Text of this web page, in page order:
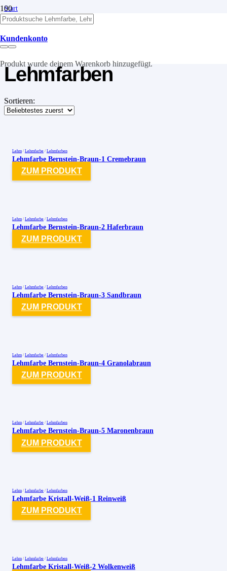
Kundenkonto
Produkt wurde deinem Warenkorb hinzugefügt.
Start
/
Lehm
/
Lehmfarben
Lehmfarben
Sortieren:
Lehm / Lehmfarbe / Lehmfarben
Lehmfarbe Bernstein-Braun-1 Cremebraun
ZUM PRODUKT
Lehm / Lehmfarbe / Lehmfarben
Lehmfarbe Bernstein-Braun-2 Haferbraun
ZUM PRODUKT
Lehm / Lehmfarbe / Lehmfarben
Lehmfarbe Bernstein-Braun-3 Sandbraun
ZUM PRODUKT
Lehm / Lehmfarbe / Lehmfarben
Lehmfarbe Bernstein-Braun-4 Granolabraun
ZUM PRODUKT
Lehm / Lehmfarbe / Lehmfarben
Lehmfarbe Bernstein-Braun-5 Maronenbraun
ZUM PRODUKT
Lehm / Lehmfarbe / Lehmfarben
Lehmfarbe Kristall-Weiß-1 Reinweiß
ZUM PRODUKT
Lehm / Lehmfarbe / Lehmfarben
Lehmfarbe Kristall-Weiß-2 Wolkenweiß